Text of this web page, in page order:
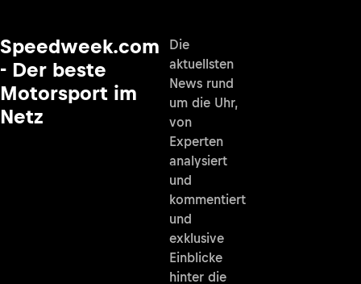
Speedweek.com
- Der beste
Motorsport im
Netz
Die
aktuellsten
News rund
um die Uhr,
von
Experten
analysiert
und
kommentiert
und
exklusive
Einblicke
hinter die